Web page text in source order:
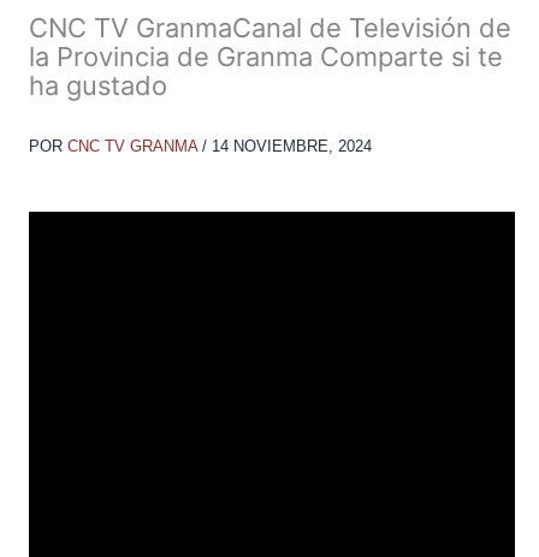
CNC TV GranmaCanal de Televisión de
la Provincia de Granma Comparte si te
ha gustado
POR CNC TV GRANMA / 14 NOVIEMBRE, 2024